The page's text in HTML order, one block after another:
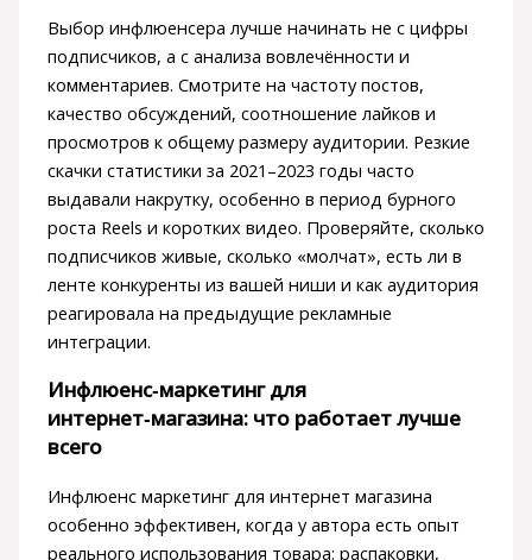
Выбор инфлюенсера лучше начинать не с цифры
подписчиков, а с анализа вовлечённости и
комментариев. Смотрите на частоту постов,
качество обсуждений, соотношение лайков и
просмотров к общему размеру аудитории. Резкие
скачки статистики за 2021–2023 годы часто
выдавали накрутку, особенно в период бурного
роста Reels и коротких видео. Проверяйте, сколько
подписчиков живые, сколько «молчат», есть ли в
ленте конкуренты из вашей ниши и как аудитория
реагировала на предыдущие рекламные
интеграции.
Инфлюенс‑маркетинг для
интернет‑магазина: что работает лучше
всего
Инфлюенс маркетинг для интернет магазина
особенно эффективен, когда у автора есть опыт
реального использования товара: распаковки,